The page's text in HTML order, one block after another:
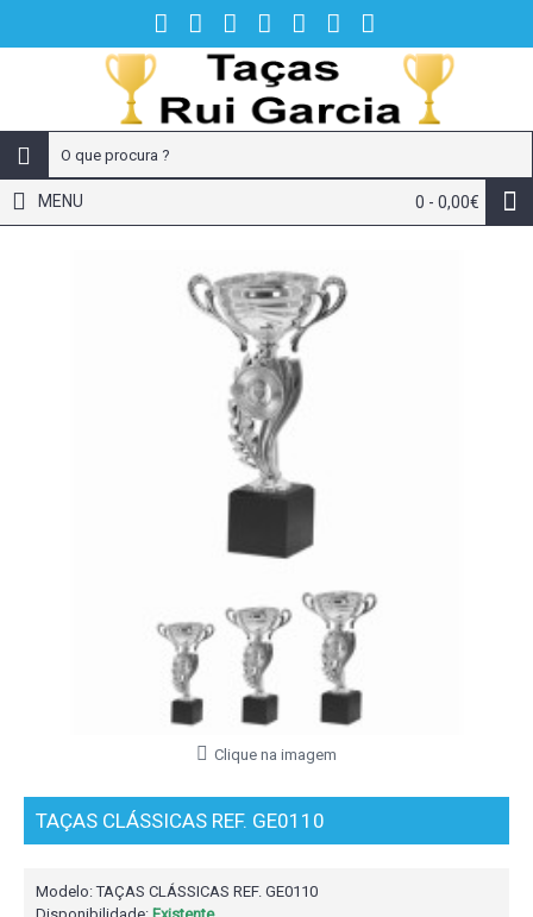
0 - 0,00€
MENU
Clique na imagem
TAÇAS CLÁSSICAS REF. GE0110
Modelo:TAÇAS CLÁSSICAS REF. GE0110